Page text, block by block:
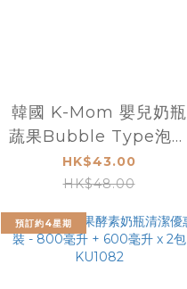
韓國 K-Mom 嬰兒奶瓶
蔬果Bubble Type泡泡
清潔液補充裝400ml
HK$43.00
HK$48.00
預訂約4星期